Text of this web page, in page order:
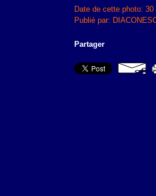
Date de cette photo: 30
Publié par:
Partager